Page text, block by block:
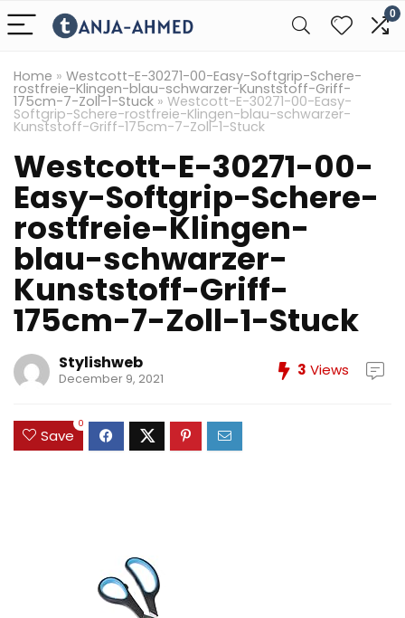
0
Home » Westcott-E-30271-00-Easy-Softgrip-Schere-
rostfreie-Klingen-blau-schwarzer-Kunststoff-Griff-
175cm-7-Zoll-1-Stuck » Westcott-E-30271-00-Easy-
Softgrip-Schere-rostfreie-Klingen-blau-schwarzer-
Kunststoff-Griff-175cm-7-Zoll-1-Stuck
Westcott-E-30271-00-
Easy-Softgrip-Schere-
rostfreie-Klingen-
blau-schwarzer-
Kunststoff-Griff-
175cm-7-Zoll-1-Stuck
Stylishweb
December 9, 2021 3 Views
Save
0